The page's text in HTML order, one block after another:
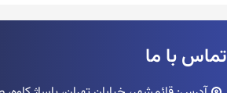
تماس با ما